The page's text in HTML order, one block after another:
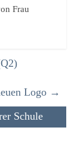
Frau
Logo →
Schule